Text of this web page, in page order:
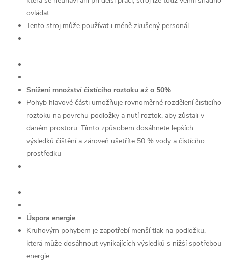
ovládat
Tento stroj může používat i méně zkušený personál
Snížení množství čistícího roztoku až o 50%
Pohyb hlavové části umožňuje rovnoměrné rozdělení čisticího
roztoku na povrchu podložky a nutí roztok, aby zůstali v
daném prostoru. Tímto způsobem dosáhnete lepších
výsledků čištění a zároveň ušetříte 50 % vody a čistícího
prostředku
Úspora energie
Kruhovým pohybem je zapotřebí menší tlak na podložku,
která může dosáhnout vynikajících výsledků s nižší spotřebou
energie